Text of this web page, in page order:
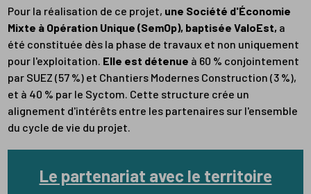
Pour la réalisation de ce projet, une Société d'Économie
Mixte à Opération Unique (SemOp), baptisée ValoEst, a
été constituée dès la phase de travaux et non uniquement
pour l'exploitation. Elle est détenue à 60 % conjointement
par SUEZ (57 %) et Chantiers Modernes Construction (3 %),
et à 40 % par le Syctom. Cette structure crée un
alignement d'intérêts entre les partenaires sur l'ensemble
du cycle de vie du projet.
Le partenariat avec le territoire